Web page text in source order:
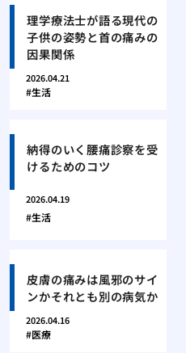
理学療法士が語る現代の
子供の姿勢と首の痛みの
因果関係
2026.04.21
生活
納得のいく腰痛診察を受
けるためのコツ
2026.04.19
生活
皮膚の痛みは風邪のサイ
ンかそれとも別の病気か
2026.04.16
医療